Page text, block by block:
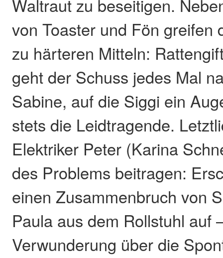
Waltraut zu beseitigen.
von Toaster und Fön greifen
zu härteren Mitteln:
geht der Schuss jedes Mal
Sabine, auf die Siggi ein
stets die Leidtragende.
Elektriker Peter (Karina
des Problems beitragen:
einen Zusammenbruch von
Paula aus dem Rollstuhl auf
Verwunderung über die